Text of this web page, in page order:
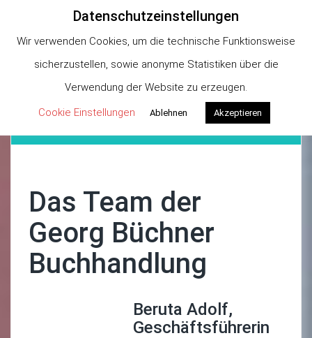
Georg Büchner
Buchhandlung
Das Team der
Georg Büchner
Buchhandlung
Beruta Adolf,
Geschäftsführerin
Datenschutzeinstellungen
Wir verwenden Cookies, um die technische Funktionsweise
sicherzustellen, sowie anonyme Statistiken über die
Verwendung der Website zu erzeugen.
Cookie Einstellungen
Ablehnen Akzeptieren